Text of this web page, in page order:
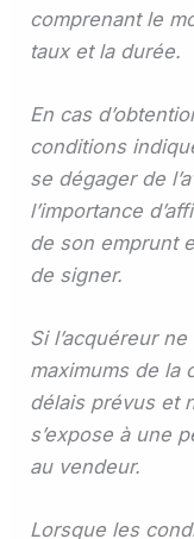
comprenant le
taux et la durée.
En cas
conditions
se dégager de
l’importance
de son emprunt
de signer.
Si l’acquéreur
maximums de la
délais prévus et
s’expose à une
au vendeur.
Lorsque les